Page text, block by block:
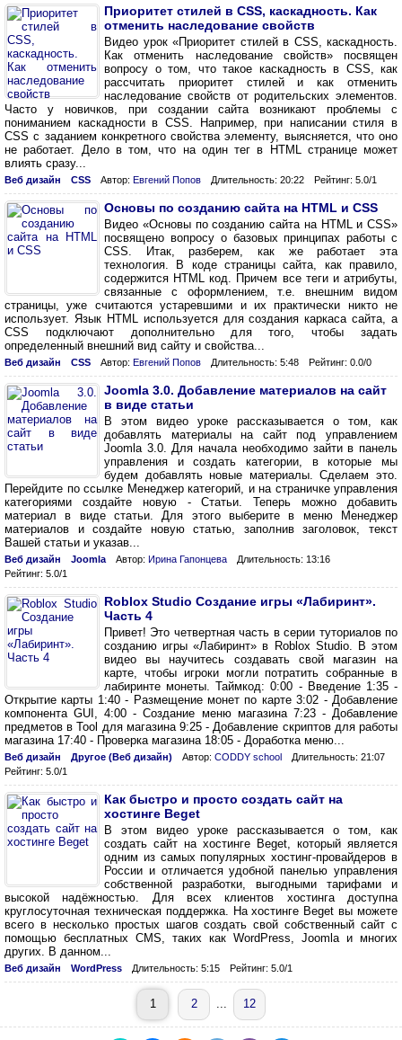
Приоритет стилей в CSS, каскадность. Как
отменить наследование свойств
Видео урок «Приоритет стилей в CSS, каскадность.
Как отменить наследование свойств» посвящен
вопросу о том, что такое каскадность в CSS, как
рассчитать приоритет стилей и как отменить
наследование свойств от родительских элементов.
Часто у новичков, при создании сайта возникают проблемы с
пониманием каскадности в CSS. Например, при написании стиля в
CSS c заданием конкретного свойства элементу, выясняется, что оно
не работает. Дело в том, что на один тег в HTML странице может
влиять сразу...
Веб дизайн CSS Автор: Евгений Попов Длительность: 20:22 Рейтинг: 5.0/1
Основы по созданию сайта на HTML и CSS
Видео «Основы по созданию сайта на HTML и CSS»
посвящено вопросу о базовых принципах работы с
CSS. Итак, разберем, как же работает эта
технология. В коде страницы сайта, как правило,
содержится HTML код. Причем все теги и атрибуты,
связанные с оформлением, т.е. внешним видом
страницы, уже считаются устаревшими и их практически никто не
использует. Язык HTML используется для создания каркаса сайта, а
CSS подключают дополнительно для того, чтобы задать
определенный внешний вид сайту и свойства...
Веб дизайн CSS Автор: Евгений Попов Длительность: 5:48 Рейтинг: 0.0/0
Joomla 3.0. Добавление материалов на сайт
в виде статьи
В этом видео уроке рассказывается о том, как
добавлять материалы на сайт под управлением
Joomla 3.0. Для начала необходимо зайти в панель
управления и создать категории, в которые мы
будем добавлять новые материалы. Сделаем это.
Перейдите по ссылке Менеджер категорий, и на страничке управления
категориями создайте новую - Статьи. Теперь можно добавить
материал в виде статьи. Для этого выберите в меню Менеджер
материалов и создайте новую статью, заполнив заголовок, текст
Вашей статьи и указав...
Веб дизайн Joomla Автор: Ирина Гапонцева
Длительность: 13:16
Рейтинг: 5.0/1
Roblox Studio Создание игры «Лабиринт».
Часть 4
Привет! Это четвертная часть в серии туториалов по
созданию игры «Лабиринт» в Roblox Studio. В этом
видео вы научитесь создавать свой магазин на
карте, чтобы игроки могли потратить собранные в
лабиринте монеты. Таймкод: 0:00 - Введение 1:35 -
Открытие карты 1:40 - Размещение монет по карте 3:02 - Добавление
компонента GUI, 4:00 - Создание меню магазина 7:23 - Добавление
предметов в Tool для магазина 9:25 - Добавление скриптов для работы
магазина 17:40 - Проверка магазина 18:05 - Доработка меню...
Веб дизайн Другое (Веб дизайн) Автор: CODDY school
Длительность: 21:07
Рейтинг: 5.0/1
Как быстро и просто создать сайт на
хостинге Beget
В этом видео уроке рассказывается о том, как
создать сайт на хостинге Beget, который является
одним из самых популярных хостинг-провайдеров в
России и отличается удобной панелью управления
собственной разработки, выгодными тарифами и
высокой надёжностью. Для всех клиентов хостинга доступна
круглосуточная техническая поддержка. На хостинге Beget вы можете
всего в несколько простых шагов создать свой собственный сайт с
помощью бесплатных CMS, таких как WordPress, Joomla и многих
других. В данном...
Веб дизайн WordPress Длительность: 5:15 Рейтинг: 5.0/1
1 2 ... 12